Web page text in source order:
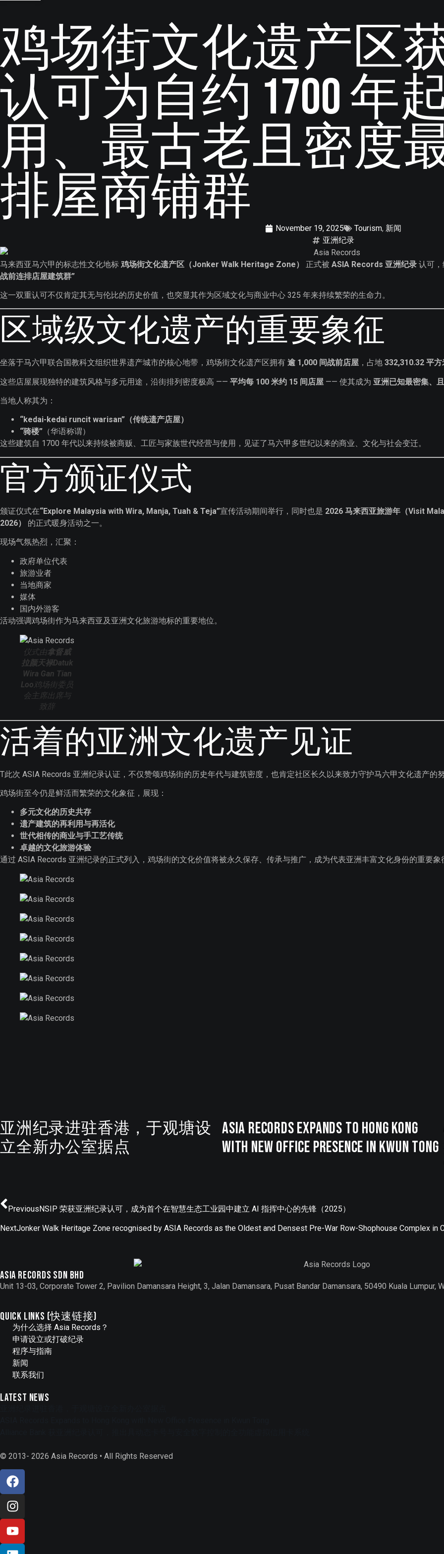
鸡场街文化遗产区
认可为自约 1700 年
用、最古老且密度
排屋商铺群
November 19, 2025 Tourism, 新闻
亚洲纪录
马来西亚马六甲的标志性文化地标 鸡场街文化遗产区（Jonker Walk Heritage Zone） 正式被 ASIA Records 亚洲纪录 认可，
战前连排店屋建筑群”
这一双重认可不仅肯定其无与伦比的历史价值，也突显其作为区域文化与商业中心 325 年来持续繁荣的生命力。
区域级文化遗产的重要象征
坐落于马六甲联合国教科文组织世界遗产城市的核心地带，鸡场街文化遗产区拥有 逾 1,000 间战前店屋 ，占地 332,310.32 平方
这些店屋展现独特的建筑风格与多元用途，沿街排列密度极高 —— 平均每 100 米约 15 间店屋 —— 使其成为 亚洲已知最密集、
当地人称其为：
“kedai-kedai runcit warisan”（传统遗产店屋）
“骑楼” （华语称谓）
这些建筑自 1700 年代以来持续被商贩、工匠与家族世代经营与使用，见证了马六甲多世纪以来的商业、文化与社会变迁。
官方颁证仪式
颁证仪式在“Explore Malaysia with Wira, Manja, Tuah & Teja”宣传活动期间举行，同时也是 2026 马来西亚旅游年（Visit
2026）
的正式暖身活动之一。
现场气氛热烈，汇聚：
政府单位代表
旅游业者
当地商家
媒体
国内外游客
活动强调鸡场街作为马来西亚及亚洲文化旅游地标的重要地位。
仪式由拿督威
拉颜天禄Datuk
Wira Gan Tian
Loo鸡场街委员
会主席出席与
致辞
活着的亚洲文化遗产见证
T此次 ASIA Records 亚洲纪录认证，不仅赞颂鸡场街的历史年代与建筑密度，也肯定社区长久以来致力守护马六甲文化遗产的努
鸡场街至今仍是鲜活而繁荣的文化象征，展现：
多元文化的历史共存
遗产建筑的再利用与再活化
世代相传的商业与手工艺传统
卓越的文化旅游体验
通过 ASIA Records 亚洲纪录的正式列入，鸡场街的文化价值将被永久保存、传承与推广，成为代表亚洲丰富文化身份的重要象
亚洲纪录进驻香港，于观塘设
立全新办公室据点
ASIA Records Expands to Hong Kong
with New Office Presence in Kwun Tong
Previous NSIP 荣获亚洲纪录认可，成为首个在智慧生态工业园中建立 AI 指挥中心的先锋（2025）
NextJonker Walk Heritage Zone recognised by ASIA Records as the Oldest and Densest Pre-War Row-Shophouse Complex in
Asia records sdn bhd
Unit 13-03, Corporate Tower 2, Pavilion Damansara Height, 3, Jalan Damansara, Pusat Bandar Damansara, 50490 Kuala Lumpur,
QUICK LINKS (快速链接)
为什么选择 Asia Records？
申请设立或打破纪录
程序与指南
新闻
联系我们
Latest News
© 2013- 2026 Asia Records • All Rights Reserved